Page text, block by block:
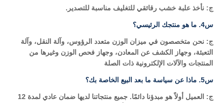
ج: نأخذ علبة خشب رقائقي للتغليف مناسبة للتصدير.
س4. ما هو منتجك الرئيسي؟
ج: نحن متخصصون في ميزان الوزن متعدد الرؤوس، وآلة النقل، وآلة
التعبئة، وجهاز الكشف عن المعادن، وجهاز فحص الوزن وغيرها من
المنتجات والآلات الإلكترونية ذات الصلة
س5. ماذا عن سياسة ما بعد البيع الخاصة بك؟
ج: العميل أولاً هو مبدؤنا دائمًا. جميع منتجاتنا لديها ضمان عادي لمدة 12